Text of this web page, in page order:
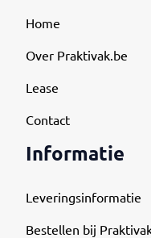
Home
Over Praktivak.be
Lease
Contact
Informatie
Leveringsinformatie
Bestellen bij